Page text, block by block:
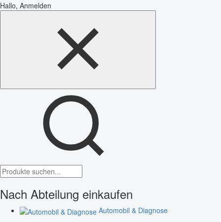
Hallo, Anmelden
Nach Abteilung einkaufen
Automobil & Diagnose